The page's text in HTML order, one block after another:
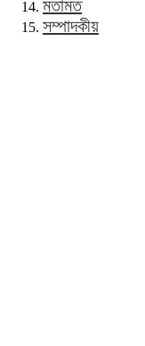
মতামত
সম্পাদকীয়